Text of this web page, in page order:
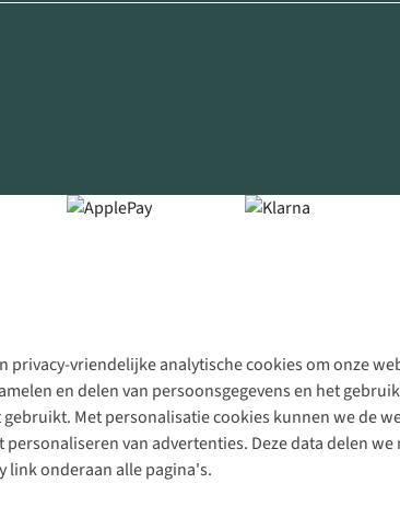
vriendelijke analytische cookies om onze
en delen van persoonsgegevens en het
Met personalisatie cookies kunnen we de
van advertenties. Deze data delen we
link onderaan alle pagina's.